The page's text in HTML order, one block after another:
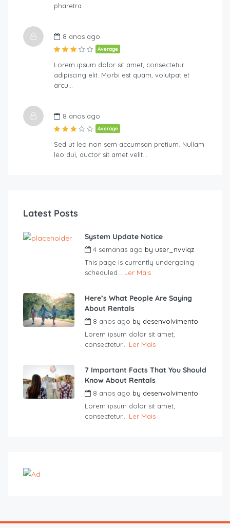
pharetra…
8 anos ago
Average
Lorem ipsum dolor sit amet, consectetur
adipiscing elit. Morbi est quam, volutpat et
arcu…
8 anos ago
Average
Sed ut leo non sem accumsan pretium. Nullam
leo dui, auctor sit amet velit…
Latest Posts
System Update Notice
4 semanas ago by user_nvviqz
This page is currently undergoing
scheduled... Ler Mais
Here’s What People Are Saying
About Rentals
8 anos ago by desenvolvimento
Lorem ipsum dolor sit amet,
consectetur... Ler Mais
7 Important Facts That You Should
Know About Rentals
8 anos ago by desenvolvimento
Lorem ipsum dolor sit amet,
consectetur... Ler Mais